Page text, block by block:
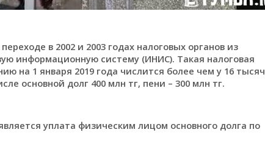
в 2002 и 2003 годах налоговых органов из
информационную систему (ИНИС). Такая налоговая
на 1 января 2019 года числится более чем у 16 тысяч
основной долг 400 млн тг, пени – 300 млн тг.
уплата физическим лицом основного долга по